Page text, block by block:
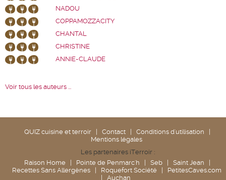
NADOU
COPPAMOZZACITY
CHANTAL
CHRISTINE
ANNIE-CLAUDE
Voir tous les auteurs ...
QUIZ cuisine et terroir Contact Conditions d'utilisation
Mentions légales
Les partenaires iTerroir :
Raison Home
Pointe de Penmarc'h Seb Saint Jean
Recettes Sans Allergènes
Roquefort Société
PetitesCaves.com
Auchan